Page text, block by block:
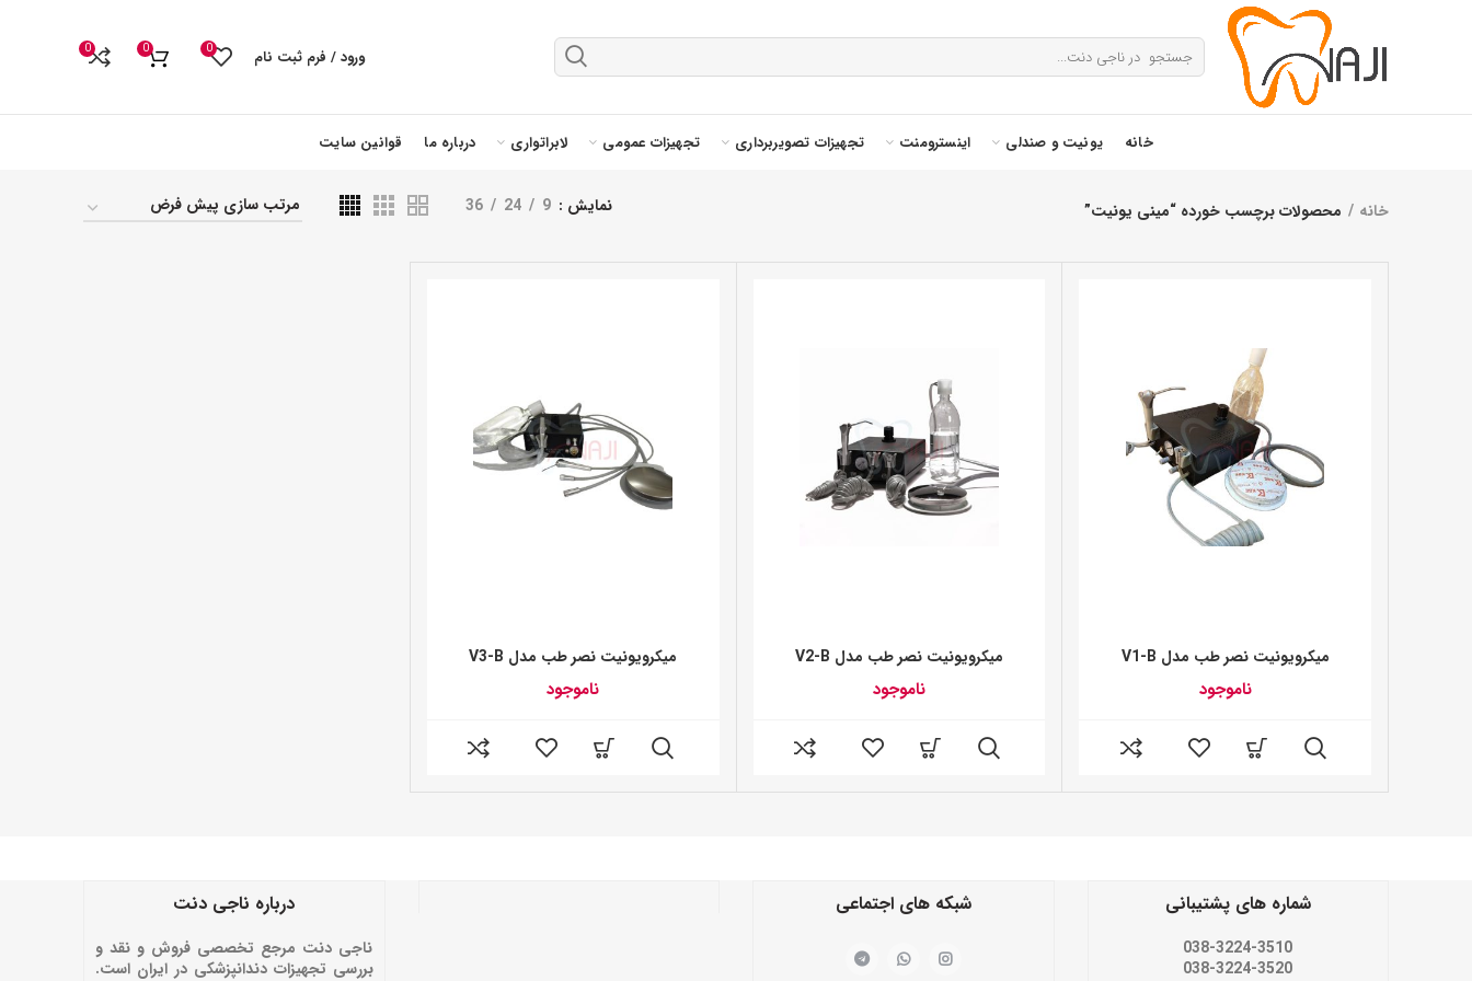
ورود / فرم ثبت نام 0
0
0
خانه یونیت و صندلی اینسترومنت تجهیزات تصویربرداری تجهیزات عمومی لابراتواری درباره ما قوانین سایت
خانه محصولات برچسب خورده “مینی یونیت” نمایش 9
24
36
میکرویونیت نصر طب مدل V1-B
ناموجود
میکرویونیت نصر طب مدل V2-B
ناموجود
میکرویونیت نصر طب مدل V3-B
ناموجود
شماره های پشتیبانی
038-3224-3510
038-3224-3520
شبکه های اجتماعی درباره ناجی دنت
ناجی دنت مرجع تخصصی فروش و نقد و
بررسی تجهیزات دندانپزشکی در ایران است.